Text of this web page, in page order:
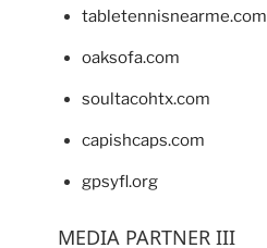
tabletennisnearme.com
oaksofa.com
soultacohtx.com
capishcaps.com
gpsyfl.org
MEDIA PARTNER III